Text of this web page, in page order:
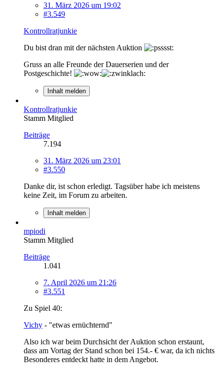
31. März 2026 um 19:02
#3.549
Kontrollratjunkie
Du bist dran mit der nächsten Auktion
Gruss an alle Freunde der Dauerserien und der
Postgeschichte!
Inhalt melden
Kontrollratjunkie
Stamm Mitglied
Beiträge
7.194
31. März 2026 um 23:01
#3.550
Danke dir, ist schon erledigt. Tagsüber habe ich meistens
keine Zeit, im Forum zu arbeiten.
Inhalt melden
mpiodi
Stamm Mitglied
Beiträge
1.041
7. April 2026 um 21:26
#3.551
Zu Spiel 40:
Vichy - "etwas ernüchternd"
Also ich war beim Durchsicht der Auktion schon erstaunt,
dass am Vortag der Stand schon bei 154.- € war, da ich nichts
Besonderes entdeckt hatte in dem Angebot.